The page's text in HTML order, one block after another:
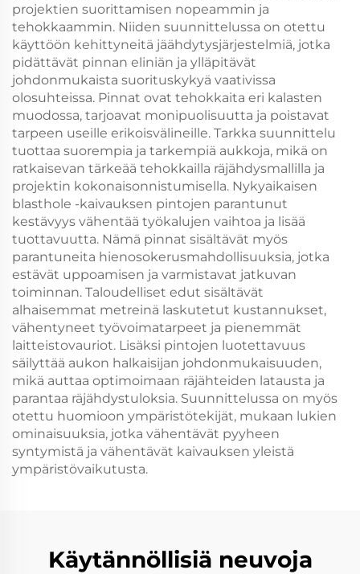
projektien suorittamisen nopeammin ja
tehokkaammin. Niiden suunnittelussa on otettu
käyttöön kehittyneitä jäähdytysjärjestelmiä, jotka
pidättävät pinnan eliniän ja ylläpitävät
johdonmukaista suorituskykyä vaativissa
olosuhteissa. Pinnat ovat tehokkaita eri kalasten
muodossa, tarjoavat monipuolisuutta ja poistavat
tarpeen useille erikoisvälineille. Tarkka suunnittelu
tuottaa suorempia ja tarkempiä aukkoja, mikä on
ratkaisevan tärkeää tehokkailla räjähdysmallilla ja
projektin kokonaisonnistumisella. Nykyaikaisen
blasthole -kaivauksen pintojen parantunut
kestävyys vähentää työkalujen vaihtoa ja lisää
tuottavuutta. Nämä pinnat sisältävät myös
parantuneita hienosokerusmahdollisuuksia, jotka
estävät uppoamisen ja varmistavat jatkuvan
toiminnan. Taloudelliset edut sisältävät
alhaisemmat metreinä laskutetut kustannukset,
vähentyneet työvoimatarpeet ja pienemmät
laitteistovauriot. Lisäksi pintojen luotettavuus
säilyttää aukon halkaisijan johdonmukaisuuden,
mikä auttaa optimoimaan räjähteiden latausta ja
parantaa räjähdystuloksia. Suunnittelussa on myös
otettu huomioon ympäristötekijät, mukaan lukien
ominaisuuksia, jotka vähentävät pyyheen
syntymistä ja vähentävät kaivauksen yleistä
ympäristövaikutusta.
Käytännöllisiä neuvoja